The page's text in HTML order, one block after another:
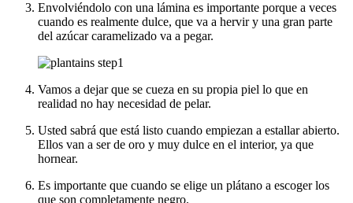
Envolviéndolo con una lámina es importante porque a veces
cuando es realmente dulce, que va a hervir y una gran parte
del azúcar caramelizado va a pegar.
Vamos a dejar que se cueza en su propia piel lo que en
realidad no hay necesidad de pelar.
Usted sabrá que está listo cuando empiezan a estallar abierto.
Ellos van a ser de oro y muy dulce en el interior, ya que
hornear.
Es importante que cuando se elige un plátano a escoger los
que son completamente negro.